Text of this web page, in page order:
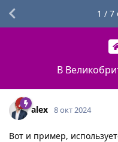
В
1 / 7
alex 8 окт 2024
Вот и пример,